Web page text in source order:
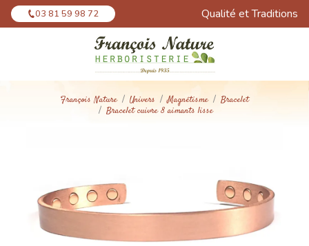
03 81 59 98 72 Qualité et Traditions
François Nature Univers Magnétisme
Bracelet
Bracelet cuivre 8 aimants lisse
Panneau de gestion des cookies